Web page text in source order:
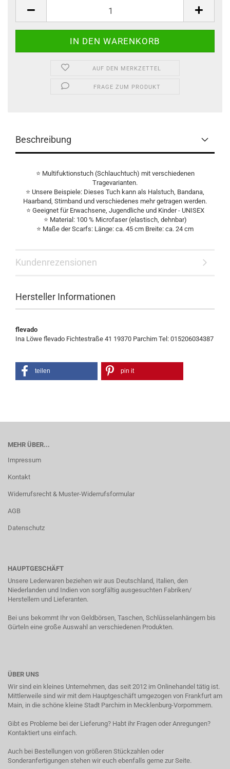
AUF DEN MERKZETTEL
FRAGE ZUM PRODUKT
Beschreibung
⭐ Multifuktionstuch (Schlauchtuch) mit verschiedenen
Tragevarianten.
⭐ Unsere Beispiele: Dieses Tuch kann als Halstuch, Bandana,
Haarband, Stirnband und verschiedenes mehr getragen werden.
⭐ Geeignet für Erwachsene, Jugendliche und Kinder - UNISEX
⭐ Material: 100 % Microfaser (elastisch, dehnbar)
⭐ Maße der Scarfs: Länge: ca. 45 cm Breite: ca. 24 cm
Kundenrezensionen
Hersteller Informationen
flevado
Ina Löwe flevado Fichtestraße 41 19370 Parchim Tel: 015206034387
teilen pin it
MEHR ÜBER...
Impressum
Kontakt
Widerrufsrecht & Muster-Widerrufsformular
AGB
Datenschutz
HAUPTGESCHÄFT
Unsere Lederwaren beziehen wir aus Deutschland, Italien, den
Niederlanden und Indien von sorgfältig ausgesuchten Fabriken/
Herstellern und Lieferanten.
Bei uns bekommt Ihr von Geldbörsen, Taschen, Schlüsselanhängern bis
Gürteln eine große Auswahl an verschiedenen Produkten.
ÜBER UNS
Wir sind ein kleines Unternehmen, das seit 2012 im Onlinehandel tätig ist.
Mittlerweile sind wir mit dem Hauptgeschäft umgezogen von Frankfurt am
Main, in die schöne kleine Stadt Parchim in Mecklenburg-Vorpommern.
Gibt es Probleme bei der Lieferung? Habt ihr Fragen oder Anregungen?
Kontaktiert uns einfach.
Auch bei Bestellungen von größeren Stückzahlen oder
Sonderanfertigungen stehen wir euch ebenfalls gerne zur Seite.